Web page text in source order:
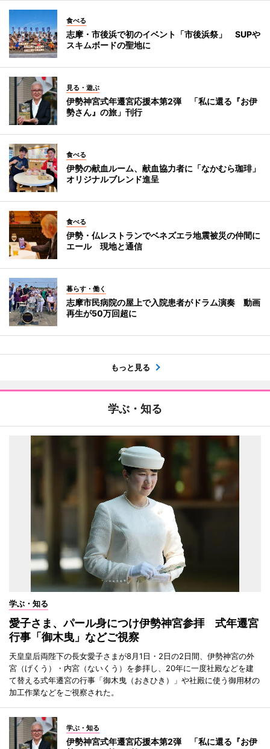
食べる
志摩・市後浜で初のイベント「市後浜祭」 SUPや
スキムボードの聖地に
見る・遊ぶ
伊勢神宮式年遷宮応援本第2弾 「私に還る『お伊
勢さん』の旅」刊行
食べる
伊勢の献血ルーム、献血協力者に「なかむら珈琲」
オリジナルブレンド進呈
食べる
伊勢・仏レストランでベネズエラ地震被災の仲間に
エール 現地と通信
暮らす・働く
志摩市民病院の屋上で入院患者がドラム演奏 動画
再生が50万回超に
もっと見る
学ぶ・知る
学ぶ・知る
愛子さま、パール身につけ伊勢神宮参拝 式年遷宮
行事「御木曳」などご視察
天皇皇后両陛下の長女愛子さまが8月1日・2日の2日間、伊勢神宮の外
宮（げくう）・内宮（ないくう）を参拝し、20年に一度社殿などを建
て替える式年遷宮の行事「御木曳（おきひき）」や社殿に使う御用材の
加工作業などをご視察された。
学ぶ・知る
伊勢神宮式年遷宮応援本第2弾 「私に還る『お伊